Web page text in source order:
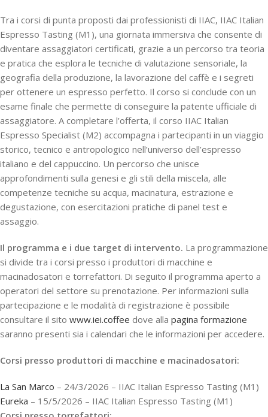
Tra i corsi di punta proposti dai professionisti di IIAC, IIAC Italian
Espresso Tasting (M1), una giornata immersiva che consente di
diventare assaggiatori certificati, grazie a un percorso tra teoria
e pratica che esplora le tecniche di valutazione sensoriale, la
geografia della produzione, la lavorazione del caffè e i segreti
per ottenere un espresso perfetto. Il corso si conclude con un
esame finale che permette di conseguire la patente ufficiale di
assaggiatore. A completare l’offerta, il corso IIAC Italian
Espresso Specialist (M2) accompagna i partecipanti in un viaggio
storico, tecnico e antropologico nell’universo dell’espresso
italiano e del cappuccino. Un percorso che unisce
approfondimenti sulla genesi e gli stili della miscela, alle
competenze tecniche su acqua, macinatura, estrazione e
degustazione, con esercitazioni pratiche di panel test e
assaggio.
Il programma e i due target di intervento. La programmazione
si divide tra i corsi presso i produttori di macchine e
macinadosatori e torrefattori. Di seguito il programma aperto a
operatori del settore su prenotazione. Per informazioni sulla
partecipazione e le modalità di registrazione è possibile
consultare il sito www.iei.coffee dove alla pagina formazione
saranno presenti sia i calendari che le informazioni per accedere.
Corsi presso produttori di macchine e macinadosatori:
La San Marco – 24/3/2026 – IIAC Italian Espresso Tasting (M1)
Eureka – 15/5/2026 – IIAC Italian Espresso Tasting (M1)